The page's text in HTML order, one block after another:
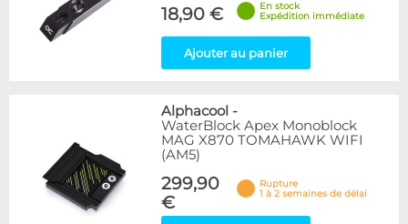
18,90 €
En stock
Expédition immédiate
Ajouter au panier
Alphacool -
WaterBlock Apex Monoblock
MAG X870 TOMAHAWK WIFI
(AM5)
299,90
€
Rupture
1 à 2 semaines de délai